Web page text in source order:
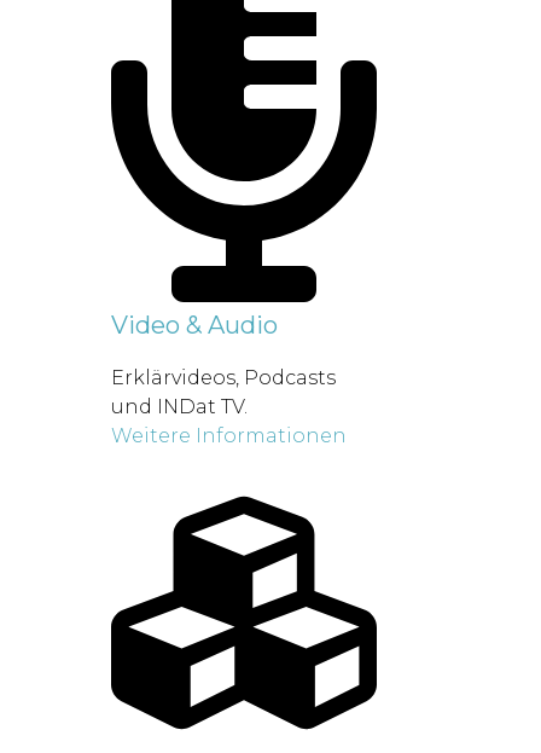
Video & Audio
Erklärvideos, Podcasts
und INDat TV.
Weitere Informationen